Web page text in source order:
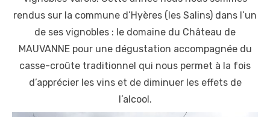
rendus sur la commune d’Hyères (les Salins) dans l’un
de ses vignobles : le domaine du Château de
MAUVANNE pour une dégustation accompagnée du
casse-croûte traditionnel qui nous permet à la fois
d’apprécier les vins et de diminuer les effets de
l’alcool.